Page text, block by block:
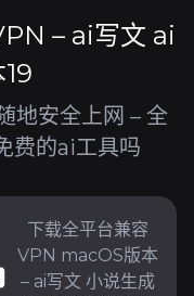
– ai写文 ai
地安全上网 – 全
费的ai工具吗
下载全平台兼容
VPN macOS版本
– ai写文 小说生成